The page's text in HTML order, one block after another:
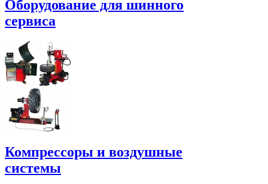
Оборудование для шинного
сервиса
Компрессоры и воздушные
системы